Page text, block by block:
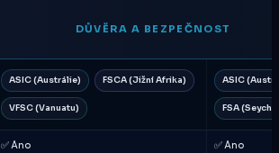
DŮVĚRA A BEZPEČNOST
ASIC (Austrálie) FSCA (Jižní Afrika)
VFSC (Vanuatu)
ASIC
FSA
✅ Ano ✅ Ano